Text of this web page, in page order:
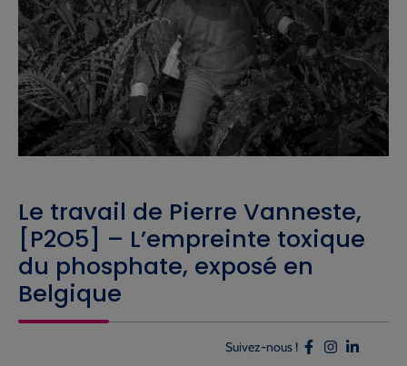
Le travail de Pierre Vanneste,
[P2O5] – L’empreinte toxique
du phosphate, exposé en
Belgique
Suivez-nous !